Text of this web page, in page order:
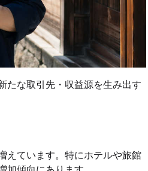
たな取引先・収益源を生み出す
えています。特にホテルや旅館